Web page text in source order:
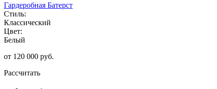
Гардеробная Батерст
Стиль:
Классический
Цвет:
Белый
от 120 000 руб.
Рассчитать